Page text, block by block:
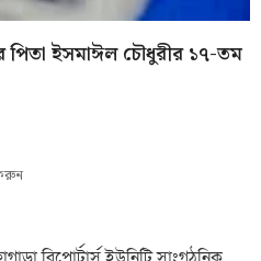
পিতা ইসমাঈল চৌধুরীর ১৭-তম